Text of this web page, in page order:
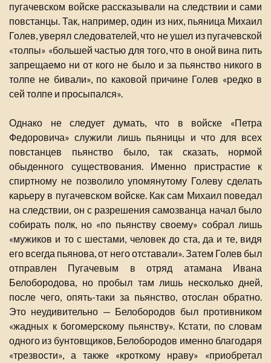
пугачевском войске рассказывали на следствии и сами
повстанцы. Так, например, один из них, пьяница Михаил
Голев, уверял следователей, что не ушел из пугачевской
«толпы» «большей частью для того, что в оной вина пить
запрещаемо ни от кого не было и за пьянство никого в
толпе не бивали», по каковой причине Голев «редко в
сей толпе и просыпался».
Однако не следует думать, что в войске «Петра
Федоровича» служили лишь пьяницы и что для всех
повстанцев пьянство было, так сказать, нормой
обыденного существования. Именно пристрастие к
спиртному не позволило упомянутому Голеву сделать
карьеру в пугачевском войске. Как сам Михаил поведал
на следствии, он с разрешения самозванца начал было
собирать полк, но «по пьянству своему» собрал лишь
«мужиков и то с шестами, человек до ста, да и те, видя
его всегда пьянова, от него отставали». Затем Голев был
отправлен Пугачевым в отряд атамана Ивана
Белобородова, но пробыл там лишь несколько дней,
после чего, опять-таки за пьянство, отослан обратно.
Это неудивительно — Белобородов был противником
«жадных к богомерскому пьянству». Кстати, по словам
одного из бунтовщиков, Белобородов именно благодаря
«трезвости», а также «кроткому нраву» «приобретал